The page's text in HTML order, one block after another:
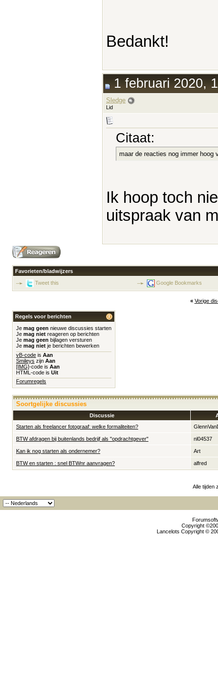
Bedankt!
1 februari 2020,
Sledge
Lid
Citaat:
maar de reacties nog immer hoog
Ik hoop toch
uitspraak van
Favorieten/bladwijzers
Tweet this
Google Bookmarks
« Vorige
Regels voor berichten
Je mag geen nieuwe discussies starten
Je mag niet reageren op berichten
Je mag geen bijlagen versturen
Je mag niet je berichten bewerken
vB-code is Aan
Smileys zijn Aan
[IMG]-code is Aan
HTML-code is Uit
Forumregels
Soortgelijke discussies
Discussie
Starten als freelancer fotograaf: welke formaliteiten?
BTW afdragen bij buitenlands bedrijf als "opdrachtgever" nl04537
Kan ik nog starten als ondernemer? Art
BTW en starten : snel BTWnr aanvragen? alfred
Alle tijden
Copyright
Lancelots Copyright ©